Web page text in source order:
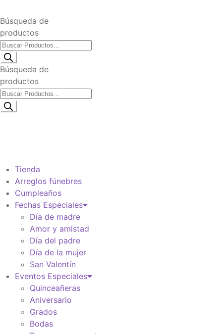
Búsqueda de
productos
Búsqueda de
productos
Tienda
Arreglos fúnebres
Cumpleaños
Fechas Especiales
Día de madre
Amor y amistad
Día del padre
Día de la mujer
San Valentín
Eventos Especiales
Quinceañeras
Aniversario
Grados
Bodas